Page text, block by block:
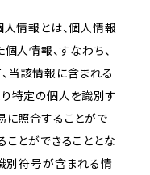
人情報とは、個人情報
人情報、すなわち、
当該情報に含まれる
特定の個人を識別す
に照合することがで
ことができることとな
別符号が含まれる情